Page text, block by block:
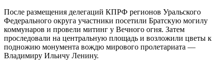
После размещения делегаций КПРФ регионов Уральского
Федерального округа участники посетили Братскую могилу
коммунаров и провели митинг у Вечного огня. Затем
проследовали на центральную площадь и возложили цветы к
подножию монумента вождю мирового пролетариата —
Владимиру Ильичу Ленину.